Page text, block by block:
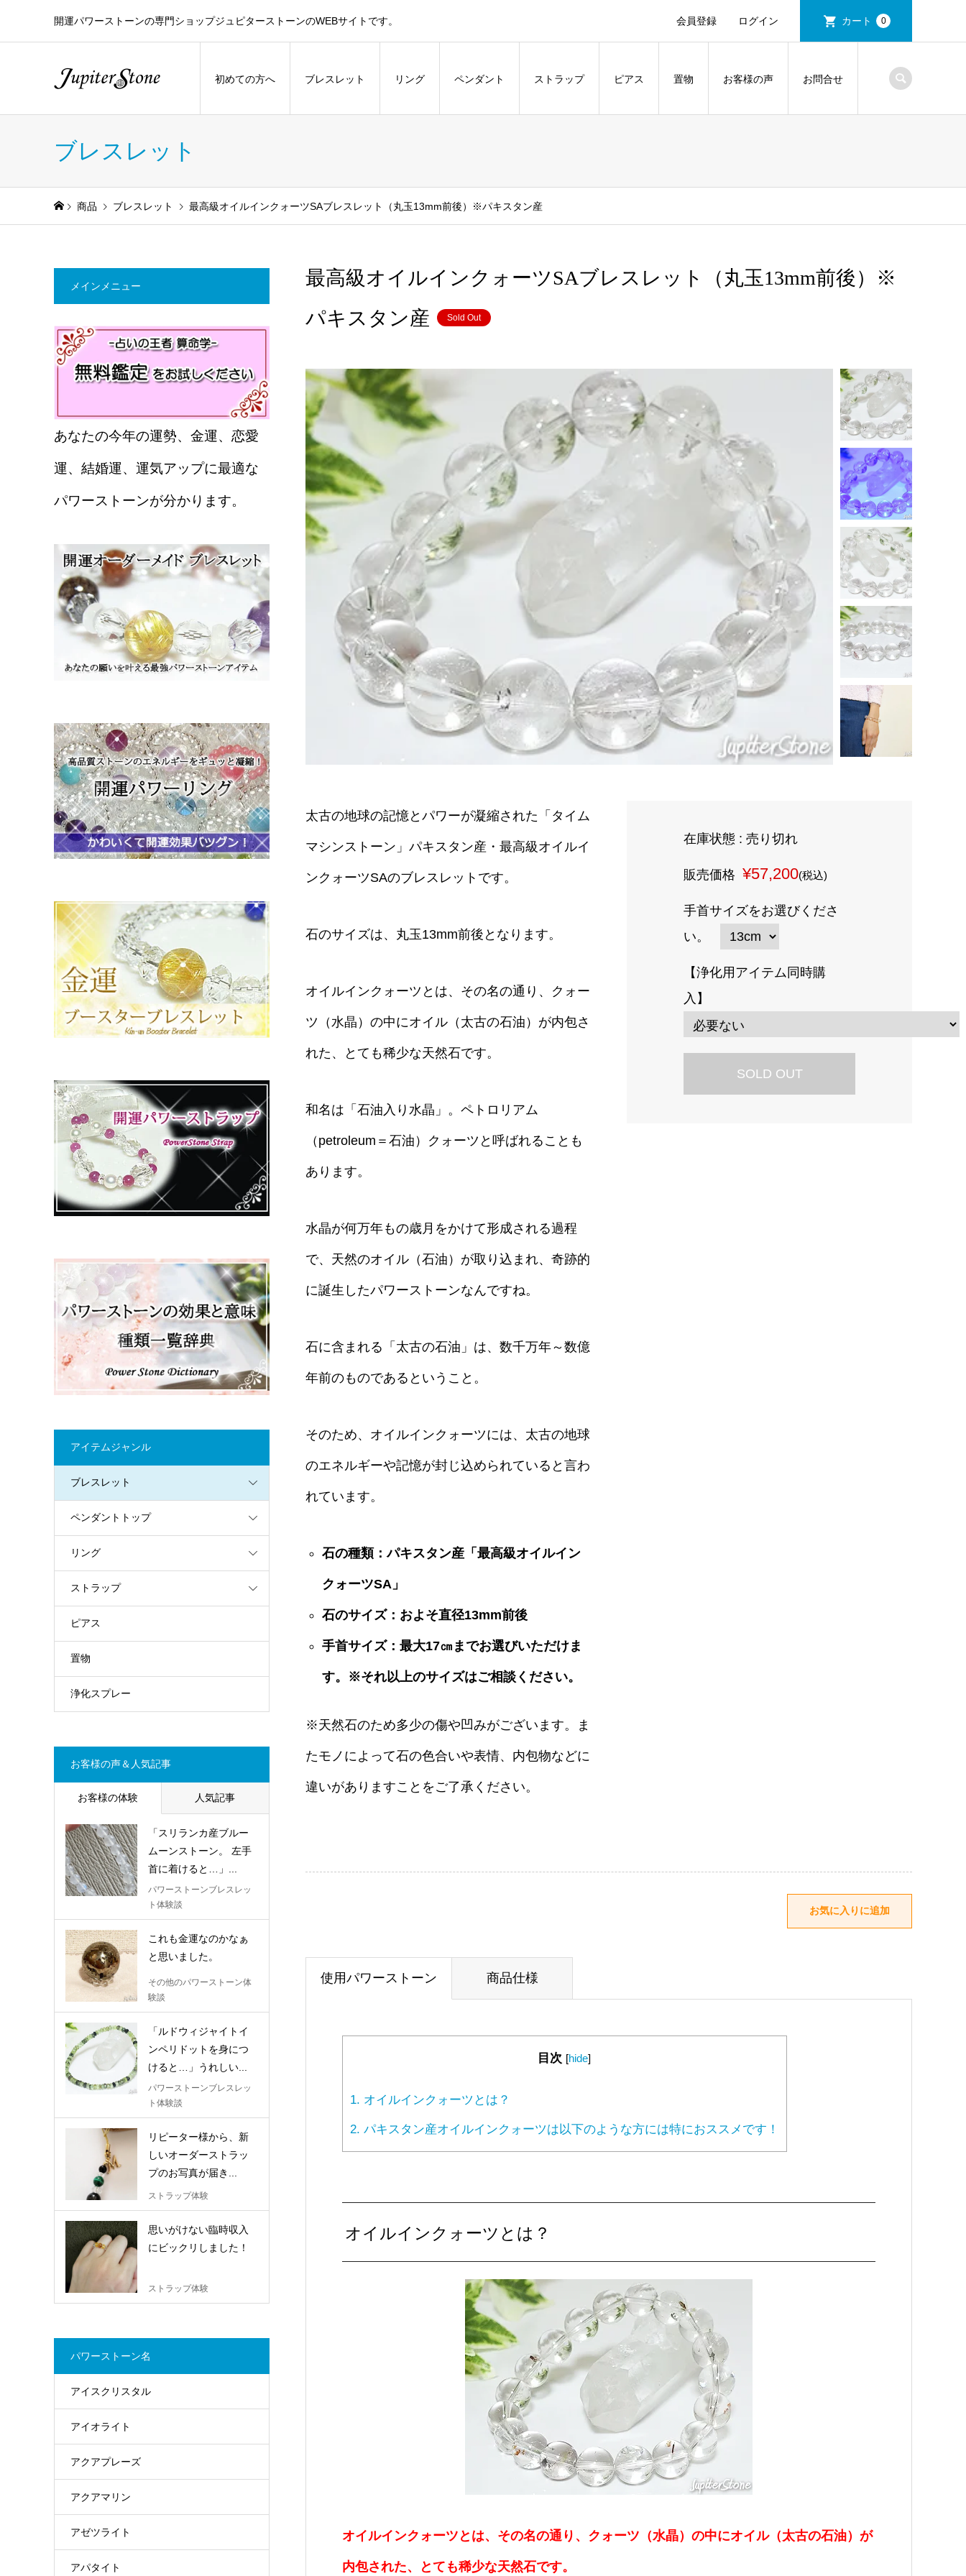
開運パワーストーンの専門ショップジュピターストーンのWEBサイトです。 会員登録 ログイン カート 0
初めての方へ ブレスレット リング ペンダント ストラップ ピアス 置物 お客様の声 お問合せ
ブレスレット
商品 ブレスレット 最高級オイルインクォーツSAブレスレット（丸玉13mm前後）※パキスタン産
最高級オイルインクォーツSAブレスレット（丸玉13mm前後）※
パキスタン産
Sold Out
太古の地球の記憶とパワーが凝縮された「タイム
マシンストーン」パキスタン産・最高級オイルイ
ンクォーツSAのブレスレットです。
石のサイズは、丸玉13mm前後となります。
オイルインクォーツとは、その名の通り、クォー
ツ（水晶）の中にオイル（太古の石油）が内包さ
れた、とても稀少な天然石です。
和名は「石油入り水晶」。ペトロリアム
（petroleum＝石油）クォーツと呼ばれることも
あります。
水晶が何万年もの歳月をかけて形成される過程
で、天然のオイル（石油）が取り込まれ、奇跡的
に誕生したパワーストーンなんですね。
石に含まれる「太古の石油」は、数千万年～数億
年前のものであるということ。
そのため、オイルインクォーツには、太古の地球
のエネルギーや記憶が封じ込められていると言わ
れています。
石の種類：パキスタン産「最高級オイルイン
クォーツSA」
石のサイズ：およそ直径13mm前後
手首サイズ：最大17㎝までお選びいただけま
す。※それ以上のサイズはご相談ください。
※天然石のため多少の傷や凹みがございます。ま
たモノによって石の色合いや表情、内包物などに
違いがありますことをご了承ください。
在庫状態 : 売り切れ
販売価格¥57,200(税込)
手首サイズをお選びくださ
い。
【浄化用アイテム同時購
入】
SOLD OUT
使用パワーストーン 商品仕様
目次 [hide]
1. オイルインクォーツとは？
2. パキスタン産オイルインクォーツは以下のような方には特におススメです！
オイルインクォーツとは？
オイルインクォーツとは、その名の通り、クォーツ（水晶）の中にオイル（太古の石油）が
内包された、とても稀少な天然石です。
メインメニュー
あなたの今年の運勢、金運、恋愛
運、結婚運、運気アップに最適な
パワーストーンが分かります。
アイテムジャンル
ブレスレット
ペンダントトップ
リング
ストラップ
ピアス
置物
浄化スプレー
お客様の声＆人気記事
お客様の体験 人気記事
「スリランカ産ブルー
ムーンストーン。 左手
首に着けると…」...
パワーストーンブレスレッ
ト体験談
これも金運なのかなぁ
と思いました。
その他のパワーストーン体
験談
「ルドウィジャイトイ
ンペリドットを身につ
けると…」うれしい...
パワーストーンブレスレッ
ト体験談
リピーター様から、新
しいオーダーストラッ
プのお写真が届き...
ストラップ体験
思いがけない臨時収入
にビックリしました！
ストラップ体験
パワーストーン名
アイスクリスタル
アイオライト
アクアプレーズ
アクアマリン
アゼツライト
アパタイト